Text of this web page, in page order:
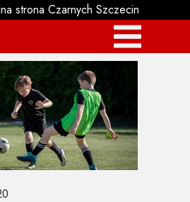
strona Czarnych Szczecin